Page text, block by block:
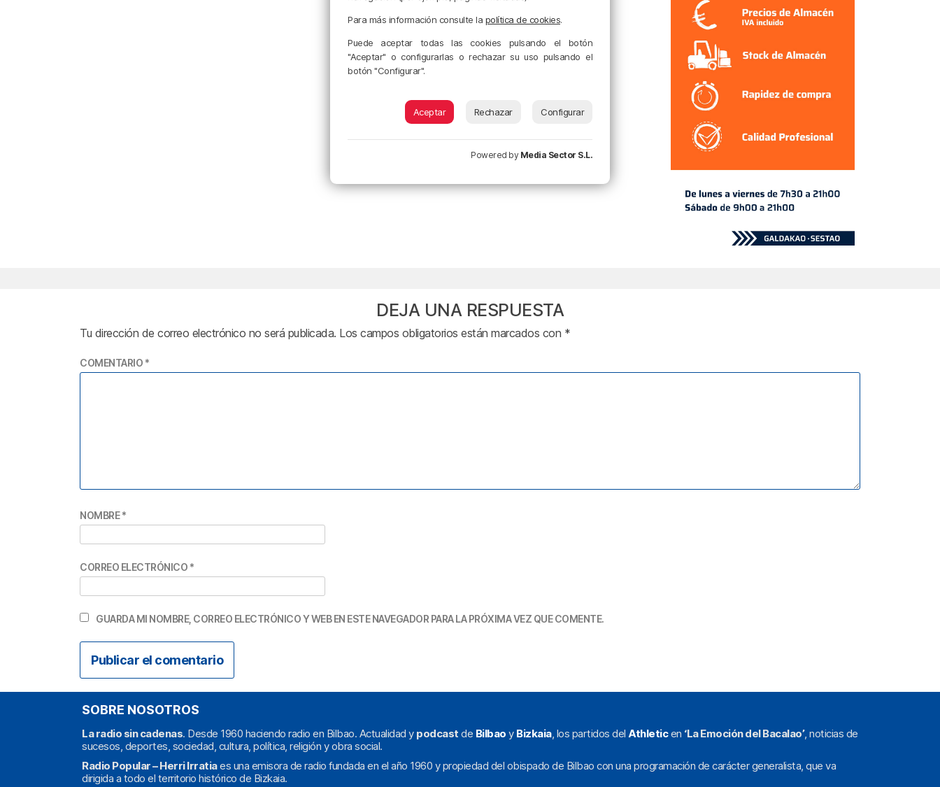
DEJA UNA RESPUESTA
Tu dirección de correo electrónico no será publicada. Los campos obligatorios están marcados con *
COMENTARIO *
NOMBRE*
CORREO ELECTRÓNICO *
GUARDA MI NOMBRE, CORREO ELECTRÓNICO Y WEB EN ESTE NAVEGADOR PARA LA PRÓXIMA VEZ QUE COMENTE.
SOBRE NOSOTROS
La radio sin cadenas. Desde 1960 haciendo radio en Bilbao. Actualidad y podcast de Bilbao y Bizkaia, los partidos del Athleticen ‘La Emoción del Bacalao’, noticias de
sucesos, deportes, sociedad, cultura, política, religión y obra social.
Radio Popular – Herri Irratiaes una emisora de radio fundada en el año 1960 y propiedad del obispado de Bilbao con una programación de carácter generalista, que va
dirigida a todo el territorio histórico de Bizkaia.
Para más información consulte la política de cookies.
Puede aceptar todas las cookies pulsando el botón
"Aceptar" o configurarlas o rechazar su uso pulsando el
botón "Configurar".
Aceptar Rechazar Configurar
Powered by Media Sector S.L.